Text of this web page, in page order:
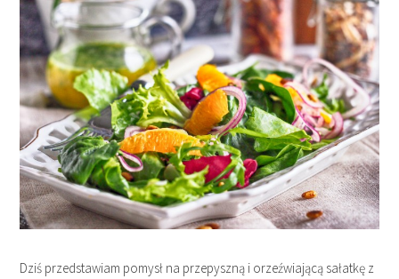
Dziś przedstawiam pomysł na przepyszną i orzeźwiającą sałatkę z